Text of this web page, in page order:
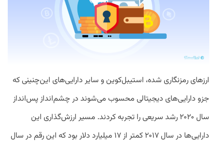
ارزهای رمزنگاری شده، استیبل‌کوین و سایر دارایی‌های این‌چنینی که
جزو دارایی‌های دیجیتالی محسوب می‌شوند در چشم‌انداز پس‌انداز
سال ۲۰۲۰ رشد سریعی را تجربه کردند. مسیر ارزش‌گذاری این
دارایی‌ها در سال ۲۰۱۷ کمتر از ۱۷ میلیارد دلار بود که این رقم در سال